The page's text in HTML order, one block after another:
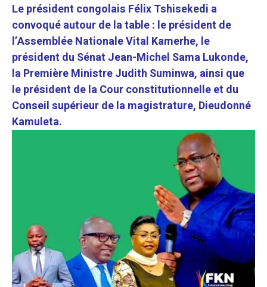
Le président congolais Félix Tshisekedi a
convoqué autour de la table : le président de
l’Assemblée Nationale Vital Kamerhe, le
président du Sénat Jean-Michel Sama Lukonde,
la Première Ministre Judith Suminwa, ainsi que
le président de la Cour constitutionnelle et du
Conseil supérieur de la magistrature, Dieudonné
Kamuleta.